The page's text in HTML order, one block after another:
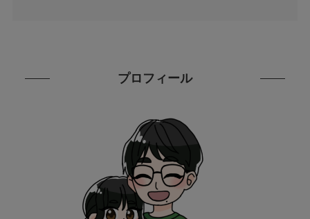
プロフィール